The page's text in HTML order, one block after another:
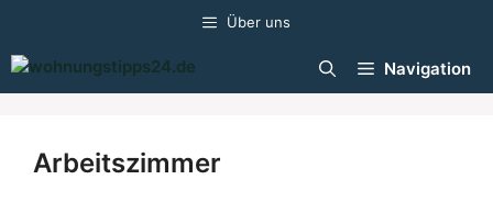
springen
Über uns
Navigation
Arbeitszimmer